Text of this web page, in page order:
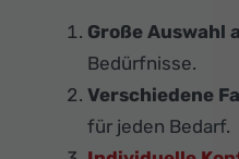
Große Auswahl
Bedürfnisse.
Verschiedene
für jeden Bedarf.